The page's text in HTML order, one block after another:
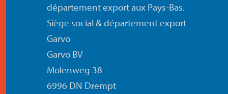
département export aux Pays-Bas.
Siège social & département export
Garvo
Garvo BV
Molenweg 38
6996 DN Drempt